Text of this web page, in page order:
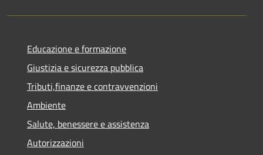
Educazione e formazione
Giustizia e sicurezza pubblica
Tributi,finanze e contravvenzioni
Ambiente
Salute, benessere e assistenza
Autorizzazioni